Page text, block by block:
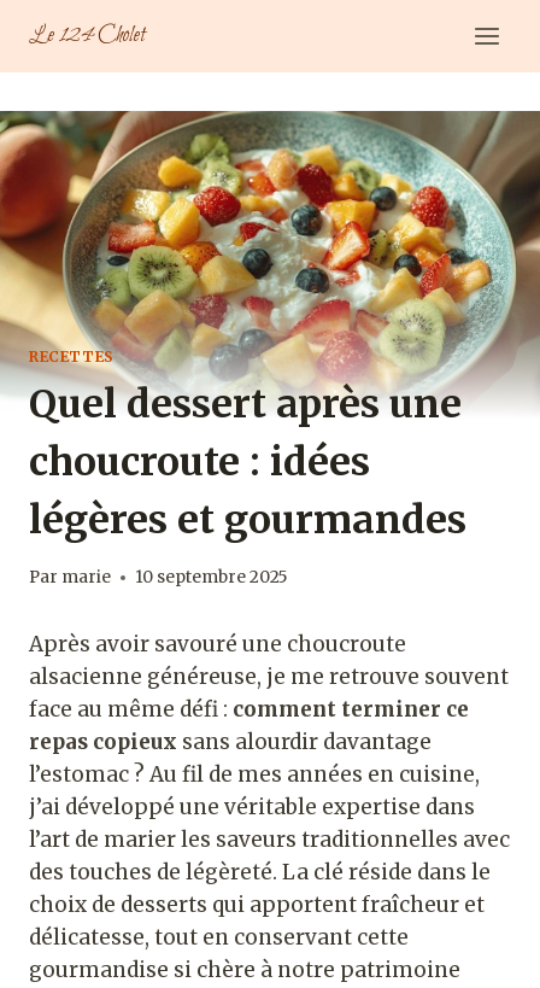
contenu
Le 124 Cholet
RECETTES
Quel dessert après une
choucroute : idées
légères et gourmandes
Par marie 10 septembre 2025
Après avoir savouré une choucroute
alsacienne généreuse, je me retrouve souvent
face au même défi : comment terminer ce
repas copieux sans alourdir davantage
l’estomac ? Au fil de mes années en cuisine,
j’ai développé une véritable expertise dans
l’art de marier les saveurs traditionnelles avec
des touches de légèreté. La clé réside dans le
choix de desserts qui apportent fraîcheur et
délicatesse, tout en conservant cette
gourmandise si chère à notre patrimoine